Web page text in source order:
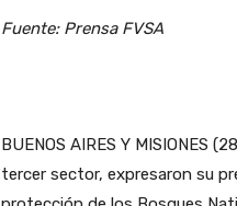
Fuente: Prensa FVSA
BUENOS AIRES Y MISIONES
tercer sector, expresaron su